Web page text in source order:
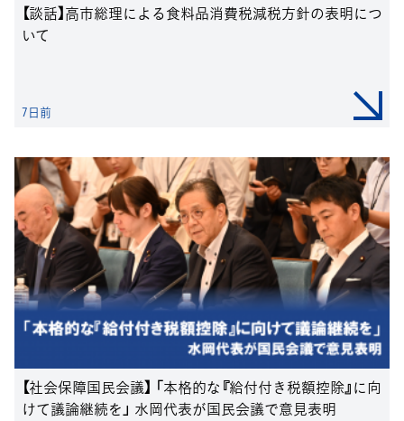
【談話】高市総理による食料品消費税減税方針の表明につ
いて
7日前
【社会保障国民会議】 「本格的な『給付付き税額控除』に向
けて議論継続を」 水岡代表が国民会議で意見表明